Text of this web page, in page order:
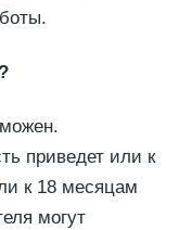
приведет или к
к 18 месяцам
могут